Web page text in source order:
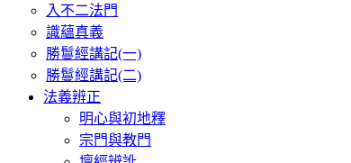
入不二法門
識蘊真義
勝鬘經講記(一)
勝鬘經講記(二)
法義辨正
明心與初地釋
宗門與教門